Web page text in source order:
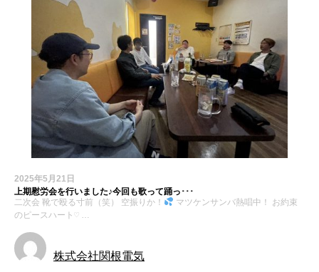
2025年5月21日
上期慰労会を行いました♪今回も歌って踊っ･･･
二次会 靴で殴る寸前（笑） 空振りか！
マツケンサンバ熱唱中！ お約束
のピースハート♡ …
株式会社関根電気